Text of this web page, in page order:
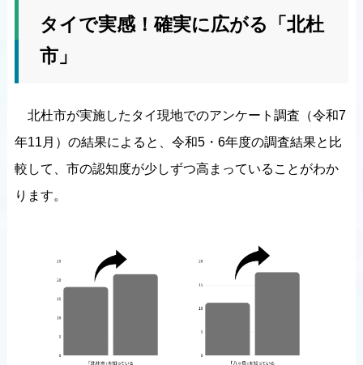
タイで実感！確実に広がる「北杜
市」
北杜市が実施したタイ現地でのアンケート調査（令和7
年11月）の結果によると、令和5・6年度の調査結果と比
較して、市の認知度が少しずつ高まっていることがわか
ります。